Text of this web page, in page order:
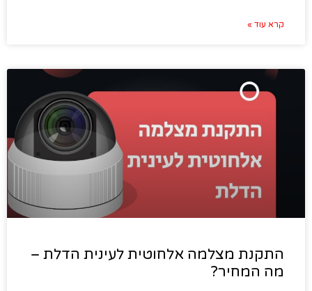
קרא עוד »
התקנת מצלמה אלחוטית לעינית הדלת –
מה המחיר?